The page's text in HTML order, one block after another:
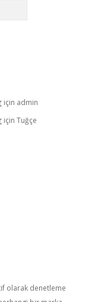
için admin
için Tuğçe
olarak denetleme